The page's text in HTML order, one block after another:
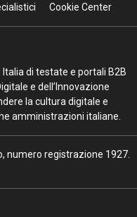
Cookie Center
di testate e portali B2B
e dell’Innovazione
la cultura digitale e
amministrazioni italiane.
numero registrazione 1927.